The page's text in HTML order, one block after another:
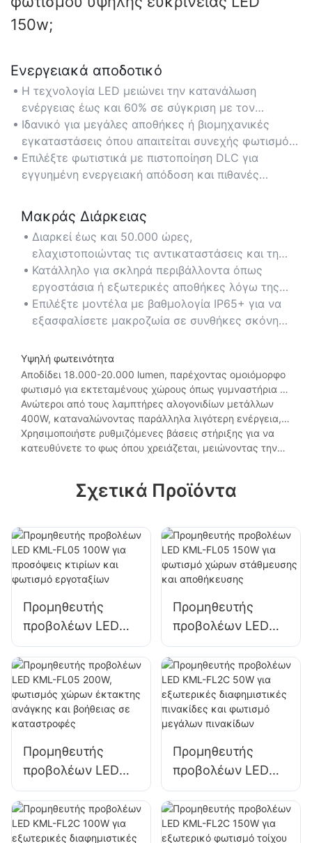
150w;
Ενεργειακά αποδοτικό
Η τεχνολογία LED μειώνει την κατανάλωση
ενέργειας έως και 60% σε σύγκριση με τον
παραδοσιακό φωτισμό, μειώνοντας σημαντικά τους
λογαριασμούς ηλεκτρικού ρεύματος.
Ιδανικό για μεγάλες αποθήκες ή βιομηχανικές
εγκαταστάσεις όπου απαιτείται συνεχής φωτισμός
για εκτεταμένες ώρες.
Επιλέξτε φωτιστικά με πιστοποίηση DLC για
εγγυημένη ενεργειακή απόδοση και πιθανές
Μακράς Διάρκειας
Διαρκεί έως και 50.000 ώρες,
ελαχιστοποιώντας τις αντικαταστάσεις και τη
συντήρηση σε περιοχές με υψηλή οροφή ή
δυσπρόσιτες περιοχές.
Κατάλληλο για σκληρά περιβάλλοντα όπως
εργοστάσια ή εξωτερικές αποθήκες λόγω της
ανθεκτικής κατασκευής του.
Επιλέξτε μοντέλα με βαθμολογία IP65+ για να
εξασφαλίσετε μακροζωία σε συνθήκες σκόνης
Υψηλή φωτεινότητα
Αποδίδει 18.000-20.000 lumen, παρέχοντας ομοιόμορφο
φωτισμό για εκτεταμένους χώρους όπως γυμναστήρια ή
υπόστεγα αεροσκαφών.
Ανώτεροι από τους λαμπτήρες αλογονιδίων μετάλλων
400W, καταναλώνοντας παράλληλα λιγότερη ενέργεια,
εξασφαλίζοντας φωτεινότερο και καθαρότερο φωτισμό.
Χρησιμοποιήστε ρυθμιζόμενες βάσεις στήριξης για να
κατευθύνετε το φως όπου χρειάζεται, μειώνοντας την
Σχετικά Προϊόντα
Προμηθευτής
προβολέων LED
KML-FL05 100W
για προσόψεις
κτιρίων και
φωτισμό
εργοταξίων
Προμηθευτής
προβολέων LED
KML-FL05 150W
για φωτισμό
χώρων
στάθμευσης και
αποθήκευσης
Προμηθευτής
προβολέων LED
KML-FL05 200W,
φωτισμός χώρων
έκτακτης ανάγκης
Προμηθευτής
προβολέων LED
KML-FL2C 50W για
εξωτερικές
διαφημιστικές